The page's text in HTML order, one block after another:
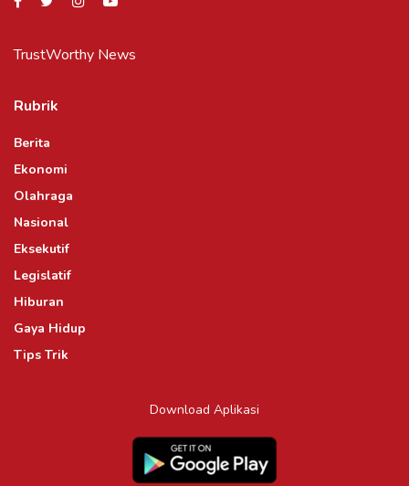
TrustWorthy News
Rubrik
Berita
Ekonomi
Olahraga
Nasional
Eksekutif
Legislatif
Hiburan
Gaya Hidup
Tips Trik
Download Aplikasi